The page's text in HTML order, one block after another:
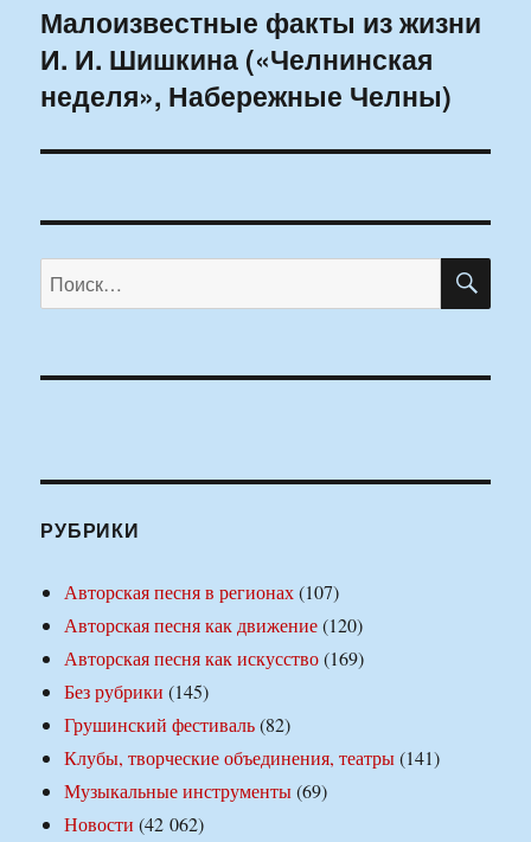
Следующая
запись:
Малоизвестные факты из жизни
И. И. Шишкина («Челнинская
неделя», Набережные Челны)
Искать:
РУБРИКИ
Авторская песня в регионах(107)
Авторская песня как движение(120)
Авторская песня как искусство(169)
Без рубрики (145)
Грушинский фестиваль(82)
Клубы, творческие объединения, театры(141)
Музыкальные инструменты(69)
Новости (42 062)